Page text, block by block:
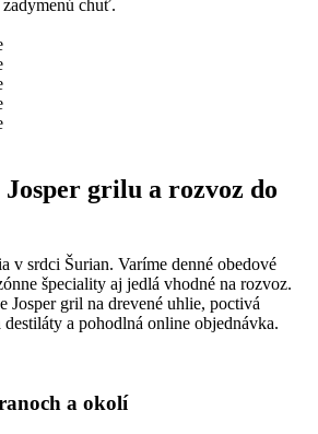
chuť.
grilu a rozvoz do
v srdci Šurian. Varíme denné obedové
špeciality aj jedlá vhodné na rozvoz.
Josper gril na drevené uhlie, poctivá
a pohodlná online objednávka.
a okolí